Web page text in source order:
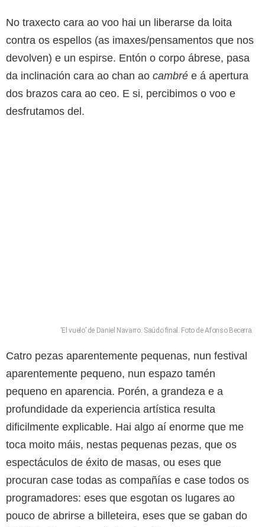
No traxecto cara ao voo hai un liberarse da loita
contra os espellos (as imaxes/pensamentos que nos
devolven) e un espirse. Entón o corpo ábrese, pasa
da inclinación cara ao chan ao cambré e á apertura
dos brazos cara ao ceo. E si, percibimos o voo e
desfrutamos del.
‘El vuelo’ de Daniel Navarro. Saúdo final. Foto de Afonso Becerra.
Catro pezas aparentemente pequenas, nun festival
aparentemente pequeno, nun espazo tamén
pequeno en aparencia. Porén, a grandeza e a
profundidade da experiencia artística resulta
dificilmente explicable. Hai algo aí enorme que me
toca moito máis, nestas pequenas pezas, que os
espectáculos de éxito de masas, ou eses que
procuran case todas as compañías e case todos os
programadores: eses que esgotan os lugares ao
pouco de abrirse a billeteira, eses que se gaban do